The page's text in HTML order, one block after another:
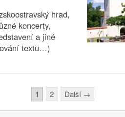
hrad,
koncerty,
a jiné
textu…)
1 2 Další →